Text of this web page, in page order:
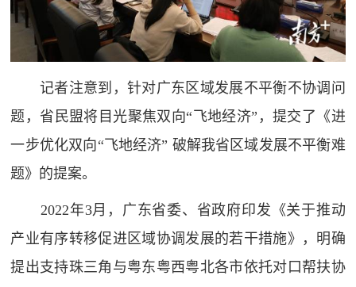
记者注意到，针对广东区域发展不平衡不协调问
题，省民盟将目光聚焦双向“飞地经济”，提交了《进
一步优化双向“飞地经济” 破解我省区域发展不平衡难
题》的提案。
2022年3月，广东省委、省政府印发《关于推动
产业有序转移促进区域协调发展的若干措施》，明确
提出支持珠三角与粤东粤西粤北各市依托对口帮扶协